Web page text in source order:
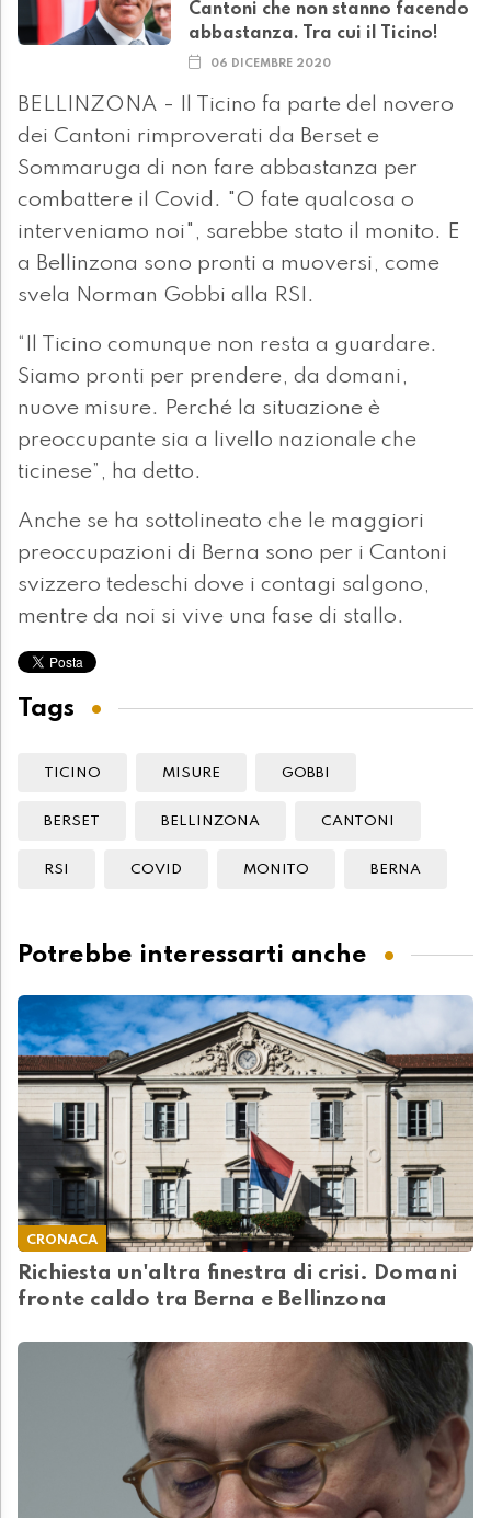
Cantoni che non stanno facendo
abbastanza. Tra cui il Ticino!
06 DICEMBRE 2020
BELLINZONA - Il Ticino fa parte del novero
dei Cantoni rimproverati da Berset e
Sommaruga di non fare abbastanza per
combattere il Covid. "O fate qualcosa o
interveniamo noi", sarebbe stato il monito. E
a Bellinzona sono pronti a muoversi, come
svela Norman Gobbi alla RSI.
“Il Ticino comunque non resta a guardare.
Siamo pronti per prendere, da domani,
nuove misure. Perché la situazione è
preoccupante sia a livello nazionale che
ticinese”, ha detto.
Anche se ha sottolineato che le maggiori
preoccupazioni di Berna sono per i Cantoni
svizzero tedeschi dove i contagi salgono,
mentre da noi si vive una fase di stallo.
Tags
TICINO MISURE GOBBI
BERSET BELLINZONA CANTONI
RSI COVID MONITO BERNA
Potrebbe interessarti anche
CRONACA
Richiesta un'altra finestra di crisi. Domani
fronte caldo tra Berna e Bellinzona